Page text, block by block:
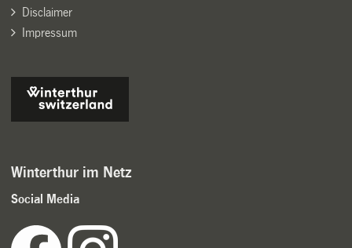
Disclaimer
Impressum
Winterthur im Netz
Social Media